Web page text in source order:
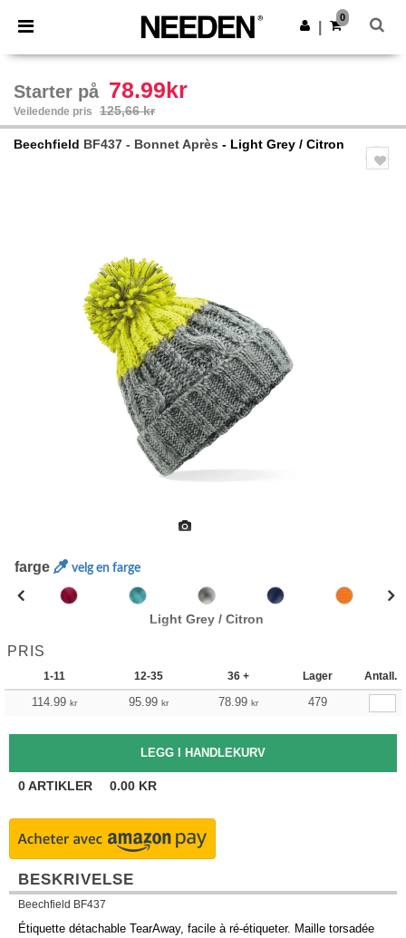
× Needen-app
Bedre priser i appen!
Last ned app
0
Starter på 78.99kr
Veiledende pris 125,66 kr
Beechfield BF437 - Bonnet Après - Light Grey / Citron
farge velg en farge
Light Grey / Citron
PRIS
1-11 12-35 36 + Lager Antall.
114.99 kr 95.99 kr 78.99 kr 479
0ARTIKLER 0.00 KR
BESKRIVELSE
Beechfield BF437
Étiquette détachable TearAway, facile à ré-étiqueter. Maille torsadée